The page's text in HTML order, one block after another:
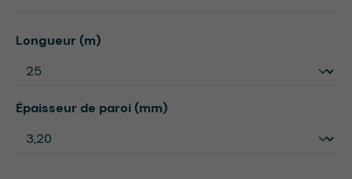
Select
Longueur (m)
Select
Épaisseur de paroi (mm)